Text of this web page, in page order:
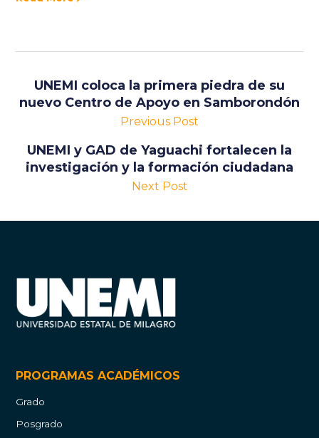
UNEMI coloca la primera piedra de su
nuevo Centro de Apoyo en Samborondón
Previous Post
UNEMI y GAD de Yaguachi fortalecen la
investigación y la formación ciudadana
Next Post
PROGRAMAS ACADÉMICOS
Grado
Posgrado